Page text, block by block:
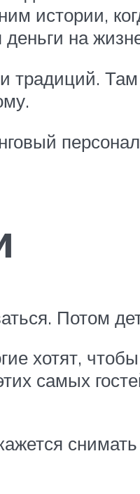
истории,
на
Потом
хотят,
самых
снимать